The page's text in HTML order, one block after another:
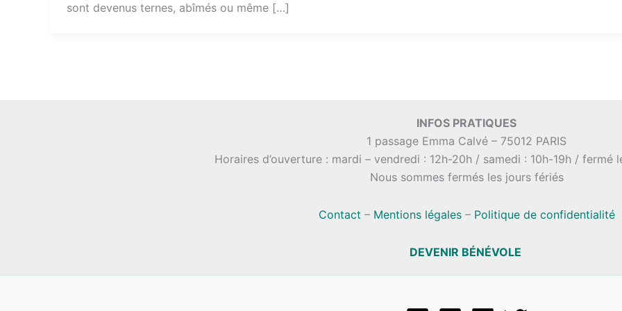
sont devenus ternes, abîmés ou même […]
INFOS PRATIQUES
1 passage Emma Calvé – 75012 PARIS
Horaires d’ouverture : mardi – vendredi : 12h-20h / samedi : 10h-19h / fermé
Nous sommes fermés les jours fériés
Contact – Mentions légales– Politique de confidentialité
DEVENIR BÉNÉVOLE